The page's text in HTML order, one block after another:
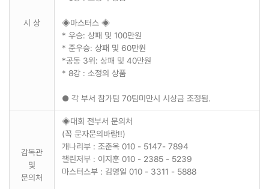
시 상
◈마스터스 ◈
* 우승: 상패 및 100만원
* 준우승: 상패 및 60만원
*공동 3위: 상패 및 40만원
* 8강 : 소정의 상품
● 각 부서 참가팀 70팀미만시 시상금 조정됨.
감독관
및
문의처
◈대회 전부서 문의처
(꼭 문자문의바람!!)
개나리부 : 조춘옥 010 - 5147- 7894
챌린저부 : 이지훈 010 - 2385 - 5239
마스터스부 : 김영일 010 - 3311 - 5888